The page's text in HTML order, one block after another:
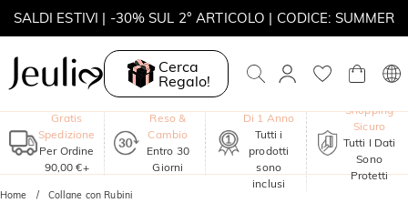
SALDI ESTIVI | -30% SUL 2° ARTICOLO | CODICE: SUMMER
MOVE MY WAY | ACQUISTA 3, COLLANA IN REGALO
Cerca
Regalo!
Gratis
Spedizione
Per Ordine
90,00 €+
Reso &
Cambio
Entro 30
Giorni
Di 1 Anno
Tutti i
prodotti
sono
inclusi
Shopping
Sicuro
Tutti I Dati
Sono
Protetti
Home Collane con Rubini